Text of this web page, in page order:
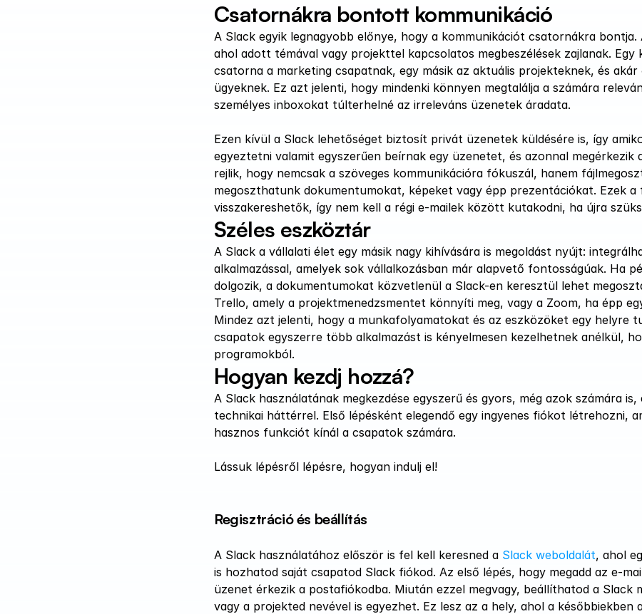
Csatornákra bontott kommunikáció
A Slack egyik legnagyobb előnye, hogy a kommunikációt csatornákra
ahol adott témával vagy projekttel kapcsolatos megbeszélések zajlanak.
csatorna a marketing csapatnak, egy másik az aktuális projekteknek, és
ügyeknek. Ez azt jelenti, hogy mindenki könnyen megtalálja a számára
személyes inboxokat túlterhelné az irreleváns üzenetek áradata.
Ezen kívül a Slack lehetőséget biztosít privát üzenetek küldésére is, így
egyeztetni valamit egyszerűen beírnak egy üzenetet, és azonnal megérkezik
rejlik, hogy nemcsak a szöveges kommunikációra fókuszál, hanem
megoszthatunk dokumentumokat, képeket vagy épp prezentációkat. Ezek a
visszakereshetők, így nem kell a régi e-mailek között kutakodni, ha újra
Széles eszköztár
A Slack a vállalati élet egy másik nagy kihívására is megoldást nyújt:
alkalmazással, amelyek sok vállalkozásban már alapvető fontosságúak. Ha
dolgozik, a dokumentumokat közvetlenül a Slack-en keresztül lehet
Trello, amely a projektmenedzsmentet könnyíti meg, vagy a Zoom, ha épp
Mindez azt jelenti, hogy a munkafolyamatokat és az eszközöket egy helyre
csapatok egyszerre több alkalmazást is kényelmesen kezelhetnek anélkül,
programokból.
Hogyan kezdj hozzá?
A Slack használatának megkezdése egyszerű és gyors, még azok számára
technikai háttérrel. Első lépésként elegendő egy ingyenes fiókot létrehozni,
hasznos funkciót kínál a csapatok számára.
Lássuk lépésről lépésre, hogyan indulj el!
Regisztráció és beállítás
A Slack használatához először is fel kell keresned a Slack weboldalát, ahol
is hozhatod saját csapatod Slack fiókod. Az első lépés, hogy megadd az e-
üzenet érkezik a postafiókodba. Miután ezzel megvagy, beállíthatod a Slack
vagy a projekted nevével is egyezhet. Ez lesz az a hely, ahol a későbbiekben